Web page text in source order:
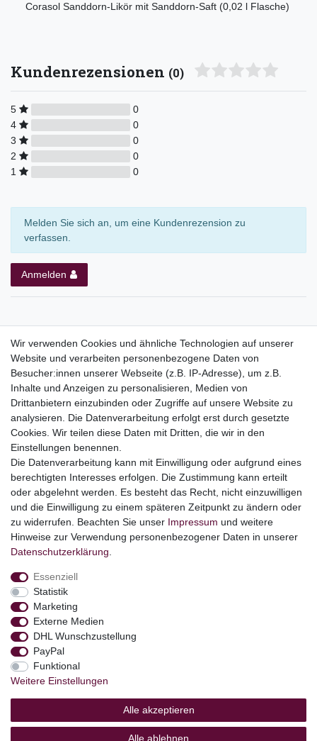
Corasol Sanddorn-Likör mit Sanddorn-Saft (0,02 l Flasche)
Kundenrezensionen (0)
5
0
4
0
3
0
2
0
1
0
Melden Sie sich an, um eine Kundenrezension zu
verfassen.
Anmelden
Top Kategorien
Adventskalender
Geschenke
Booklets
Themen
Ostern
Angebote
stark reduzierte B-Ware
Kundenservice
Versand & Lieferung
Impressum
Barrierefreiheitserklärung
Vertrag widerrufen
Wir verwenden Cookies und ähnliche Technologien auf unserer
Website und verarbeiten personenbezogene Daten von
Besucher:innen unserer Webseite (z.B. IP-Adresse), um z.B.
Inhalte und Anzeigen zu personalisieren, Medien von
Drittanbietern einzubinden oder Zugriffe auf unsere Website zu
analysieren. Die Datenverarbeitung erfolgt erst durch gesetzte
Cookies. Wir teilen diese Daten mit Dritten, die wir in den
Einstellungen benennen.
Die Datenverarbeitung kann mit Einwilligung oder aufgrund eines
berechtigten Interesses erfolgen. Die Zustimmung kann erteilt
oder abgelehnt werden. Es besteht das Recht, nicht einzuwilligen
und die Einwilligung zu einem späteren Zeitpunkt zu ändern oder
zu widerrufen. Beachten Sie unser Impressum und weitere
Hinweise zur Verwendung personenbezogener Daten in unserer
Daten­schutz­erklärung
Essenziell
Statistik
Marketing
Externe Medien
DHL Wunschzustellung
PayPal
Funktional
Weitere Einstellungen
Alle akzeptieren
Alle ablehnen